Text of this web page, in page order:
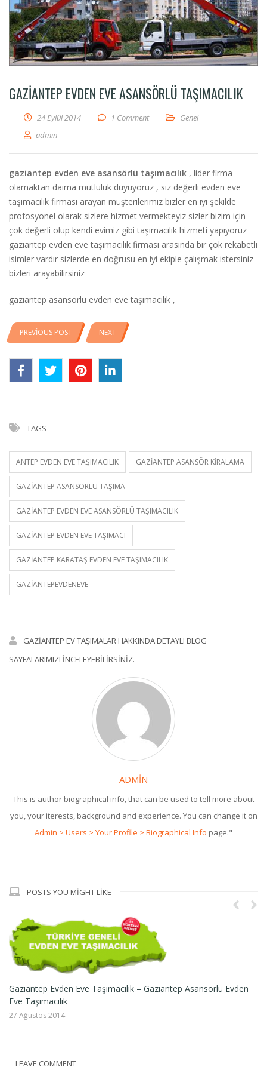
GAZIANTEP EVDEN EVE ASANSÖRLÜ TAŞIMACILIK
24 Eylül 2014 1 Comment
Genel
admin
gaziantep evden eve asansörlü taşımacılık , lider firma
olamaktan daima mutluluk duyuyoruz , siz değerli evden eve
taşımacılık firması arayan müşterilerimiz bizler en iyi şekilde
profosyonel olarak sizlere hizmet vermekteyiz sizler bizim için
çok değerli olup kendi evimiz gibi taşımacılık hizmeti yapıyoruz
gaziantep evden eve taşımacılık firması arasında bir çok rekabetli
isimler vardır sizlerde en doğrusu en iyi ekiple çalışmak istersiniz
bizleri arayabilirsiniz
gaziantep asansörlü evden eve taşımacılık ,
PREVIOUS POST NEXT
TAGS
ANTEP EVDEN EVE TAŞIMACILIK GAZIANTEP ASANSÖR KIRALAMA
GAZIANTEP ASANSÖRLÜ TAŞIMA
GAZIANTEP EVDEN EVE ASANSÖRLÜ TAŞIMACILIK
GAZIANTEP EVDEN EVE TAŞIMACI
GAZIANTEP KARATAŞ EVDEN EVE TAŞIMACILIK
GAZIANTEPEVDENEVE
GAZIANTEP EV TAŞIMALAR HAKKINDA DETAYLI BLOG
SAYFALARIMIZI INCELEYEBILIRSINIZ.
ADMIN
This is author biographical info, that can be used to tell more about
you, your iterests, background and experience. You can change it on
Admin > Users > Your Profile > Biographical Info page."
POSTS YOU MIGHT LIKE
Gaziantep Evden Eve Taşımacılık – Gaziantep Asansörlü Evden
Eve Taşımacılık
27 Ağustos 2014
LEAVE COMMENT